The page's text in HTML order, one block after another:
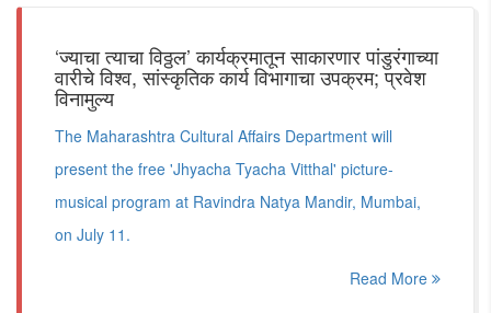
‘ज्याचा त्याचा विठ्ठल’ कार्यक्रमातून साकारणार पांडुरंगाच्या
वारीचे विश्व, सांस्कृतिक कार्य विभागाचा उपक्रम; प्रवेश
विनामुल्य
The Maharashtra Cultural Affairs Department will
present the free 'Jhyacha Tyacha Vitthal' picture-
musical program at Ravindra Natya Mandir, Mumbai,
on July 11.
Read More